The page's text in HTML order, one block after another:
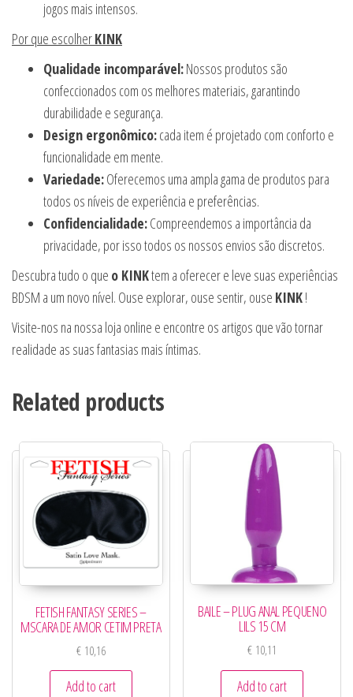
jogos mais intensos.
Por que escolherKINK
Qualidade incomparável:Nossos produtos são
confeccionados com os melhores materiais, garantindo
durabilidade e segurança.
Design ergonômico:cada item é projetado com conforto e
funcionalidade em mente.
Variedade:Oferecemos uma ampla gama de produtos para
todos os níveis de experiência e preferências.
Confidencialidade:Compreendemos a importância da
privacidade, por isso todos os nossos envios são discretos.
Descubra tudo o que o KINKtem a oferecer e leve suas experiências
BDSM a um novo nível. Ouse explorar, ouse sentir, ouse KINK!
Visite-nos na nossa loja online e encontre os artigos que vão tornar
realidade as suas fantasias mais íntimas.
Related products
FETISH FANTASY SERIES –
MSCARA DE AMOR CETIM PRETA
€10,16
Add to cart
BAILE – PLUG ANAL PEQUENO
LILS 15 CM
€ 10,11
Add to cart